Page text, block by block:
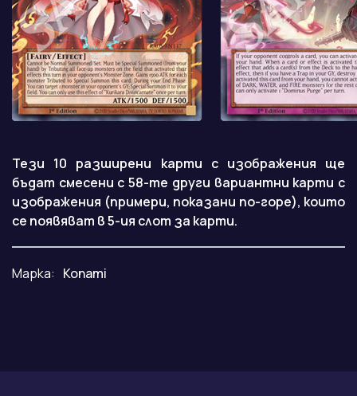
Тези 10 разширени карти с изображения ще
бъдат смесени с 58-те други вариантни карти с
изображения (примери, показани по-горе), които
се появяват в 5-ия слот за карти.
Марка: Konami